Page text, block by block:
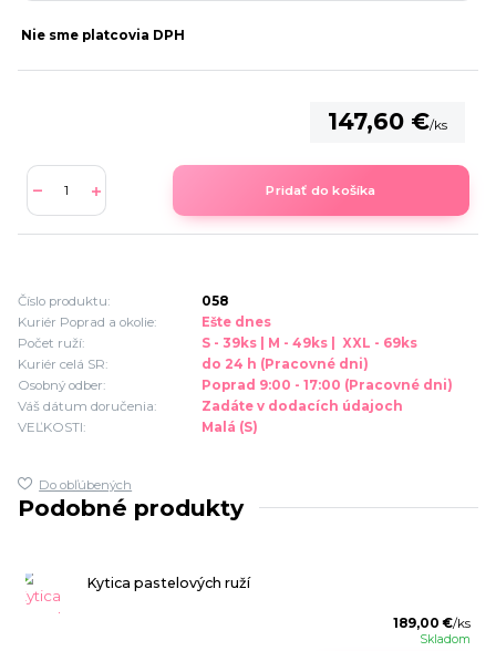
Nie sme platcovia DPH
147,60 €/ks
Pridať do košíka
Číslo produktu:
058
Kuriér Poprad a okolie:
Ešte dnes
Počet ruží:
S - 39ks | M - 49ks | XXL - 69ks
Kuriér celá SR:
do 24 h (Pracovné dni)
Osobný odber:
Poprad 9:00 - 17:00 (Pracovné dni)
Váš dátum doručenia:
Zadáte v dodacích údajoch
VEĽKOSTI:
Malá (S)
Do obľúbených
Podobné produkty
Kytica pastelových ruží
189,00 €/ks
Skladom